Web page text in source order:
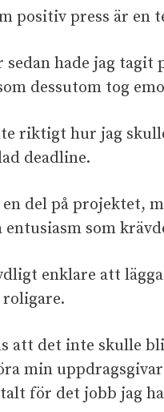
positiv press är en
sedan hade jag
dessutom tog
riktigt hur jag
deadline.
en del på projektet,
entusiasm som
enklare att
att det inte skulle
min
för det jobb jag